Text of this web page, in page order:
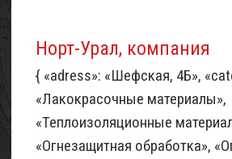
Норт-Урал, компания
{ «adress»: «Шефская, 4Б»,
«Лакокрасочные материалы»,
«Теплоизоляционные
«Огнезащитная обработка»,